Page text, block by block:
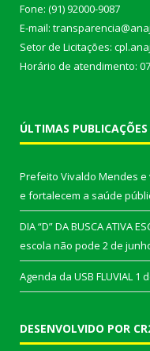
Fone: (91) 92000-9087
E-mail:
Setor de Licitações:
Horário de atendimento:
ÚLTIMAS PUBLICAÇÕES
Prefeito Vivaldo Mendes e
e fortalecem a saúde
DIA “D” DA BUSCA ATIVA
escola não pode 2 de
Agenda da USB FLUVIAL 1
DESENVOLVIDO POR